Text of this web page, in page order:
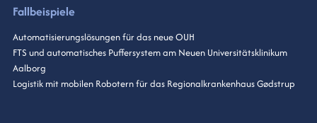
Fallbeispiele
Automatisierungslösungen für das neue OUH
FTS und automatisches Puffersystem am Neuen Universitätsklinikum
Aalborg
Logistik mit mobilen Robotern für das Regionalkrankenhaus Gødstrup